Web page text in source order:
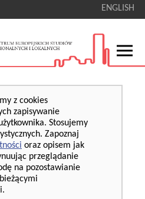
ENGLISH
z cookies
zapisywanie
Stosujemy
Zapoznaj
oraz opisem jak
przeglądanie
na pozostawianie